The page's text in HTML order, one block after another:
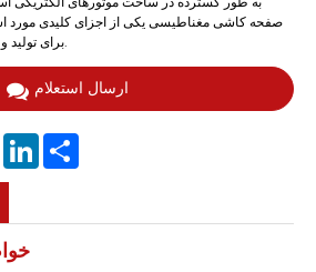
صفحه کاشی مغناطیسی یکی از اجزای کلیدی مورد
برای تولید و حفظ میدان مغناطیسی است.
ارسال استعلام
PinterestLinkedIn